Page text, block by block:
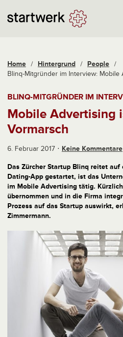
Home / Hintergrund / People /
Blinq-Mitgründer im Interview: Mobile
BLINQ-MITGRÜNDER IM
Mobile Advertising
Vormarsch
6. Februar 2017 Keine Kommentare
Das Zürcher Startup Blinq reitet
Dating-App gestartet, ist das
im Mobile Advertising tätig.
übernommen und in die Firma
Prozess auf das Startup auswirkt,
Zimmermann.